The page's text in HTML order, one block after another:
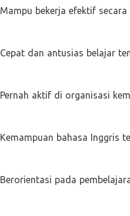
Mampu bekerja efektif
Cepat dan antusias belajar
Pernah aktif di organisasi
Kemampuan bahasa Inggris
Berorientasi pada